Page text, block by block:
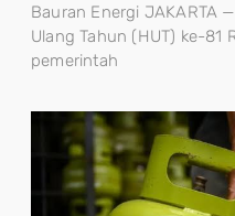
Bauran Energi JAKARTA
Ulang Tahun (HUT) ke-81
pemerintah